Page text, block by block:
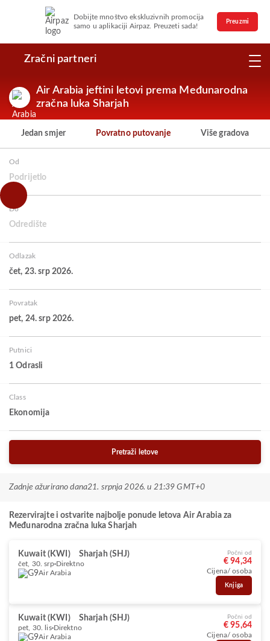
Dobijte mnoštvo ekskluzivnih promocija
samo u aplikaciji Airpaz. Preuzeti sada!
Preuzmi
Zračni partneri
Air Arabia jeftini letovi prema Međunarodna
zračna luka Sharjah
Jedan smjer Povratno putovanje Više gradova
Od
Podrijetlo
Do
Odredište
Odlazak
čet, 23. srp 2026.
Povratak
pet, 24. srp 2026.
Putnici
1 Odrasli
Class
Ekonomija
Pretraži letove
Zadnje ažurirano dana21. srpnja 2026. u 21:39 GMT+0
Rezervirajte i ostvarite najbolje ponude letova Air Arabia za
Međunarodna zračna luka Sharjah
Kuwait (KWI) Sharjah (SHJ)
čet, 30. srp Direktno
Air Arabia
Počni od
€ 94,34
Cijena/ osoba
Knjiga
Kuwait (KWI) Sharjah (SHJ)
pet, 30. lis Direktno
Air Arabia
Počni od
€ 95,64
Cijena/ osoba